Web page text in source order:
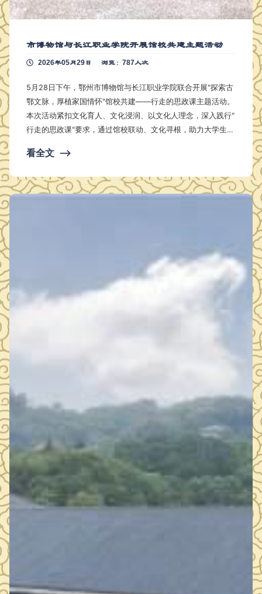
市博物馆与长江职业学院开展馆校共建主题活动
2026年05月29日 浏览：787人次
5月28日下午，鄂州市博物馆与长江职业学院联合开展"探索古
鄂文脉，厚植家国情怀"馆校共建——行走的思政课主题活动。
本次活动紧扣文化育人、文化浸润、以文化人理念，深入践行"
行走的思政课"要求，通过馆校联动、文化寻根，助力大学生全
厅参观四个环节组成，层层递进，为师生打造了一场沉浸式的
源共享、思政课程开发等议题展开深入交流，就进一步深化合
看全文 ⟶